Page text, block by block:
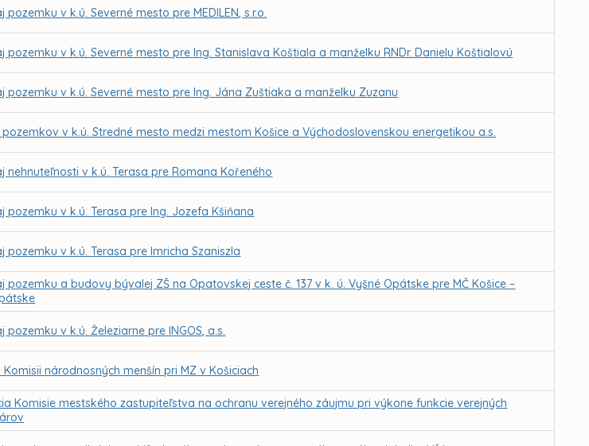
pozemku v k.ú. Severné mesto pre MEDILEN, s.r.o.
pozemku v k.ú. Severné mesto pre Ing. Stanislava Koštiala a manželku RNDr. Danielu Koštialovú
pozemku v k.ú. Severné mesto pre Ing. Jána Zuštiaka a manželku Zuzanu
v k.ú. Stredné mesto medzi mestom Košice a Východoslovenskou energetikou a.s.
nehnuteľnosti v k.ú. Terasa pre Romana Kořeného
pozemku v k.ú. Terasa pre Ing. Jozefa Kšiňana
pozemku v k.ú. Terasa pre Imricha Szaniszla
pozemku a budovy bývalej ZŠ na Opatovskej ceste č. 137 v k. ú. Vyšné Opátske pre MČ Košice –
pozemku v k.ú. Železiarne pre INGOS, a.s.
národnosných menšín pri MZ v Košiciach
Komisie mestského zastupiteľstva na ochranu verejného záujmu pri výkone funkcie verejných